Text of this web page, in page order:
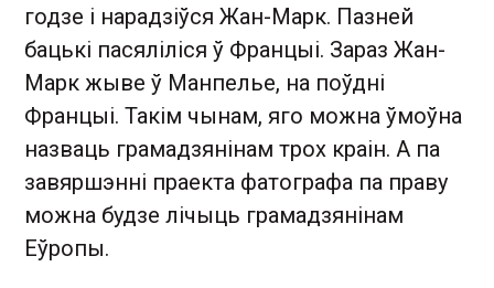
годзе і нарадзіўся Жан-Марк. Пазней
бацькі пасяліліся ў Францыі. Зараз Жан-
Марк жыве ў Манпелье, на поўдні
Францыі. Такім чынам, яго можна ўмоўна
назваць грамадзянінам трох краін. А па
завяршэнні праекта фатографа па праву
можна будзе лічыць грамадзянінам
Еўропы.